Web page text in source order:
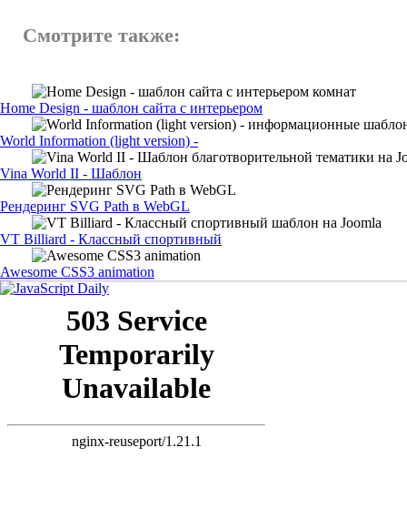
Смотрите также:
Home Design - шаблон сайта с интерьером
World Information (light version) -
Vina World II - Шаблон
Рендеринг SVG Path в WebGL
VT Billiard - Классный спортивный
Awesome CSS3 animation